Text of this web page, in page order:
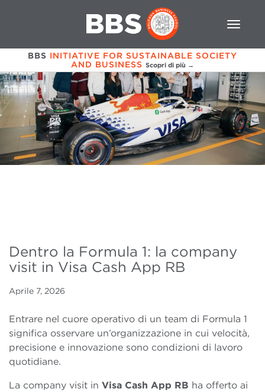
BBS INITIATIVE FOR SUSTAINABLE SOCIETY
AND BUSINESS Scopri di più →
Dentro la Formula 1: la company
visit in Visa Cash App RB
Aprile 7, 2026
Entrare nel cuore operativo di un team di Formula 1
significa osservare un’organizzazione in cui velocità,
precisione e innovazione sono condizioni di lavoro
quotidiane.
La company visit in Visa Cash App RB ha offerto ai